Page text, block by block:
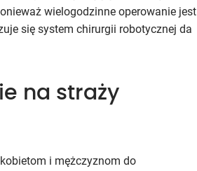
wielogodzinne operowanie jest
się system chirurgii robotycznej da
na straży
i mężczyznom do